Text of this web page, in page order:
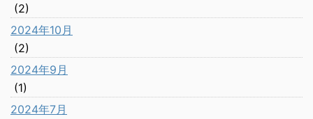
(2)
2024年10月
(2)
2024年9月
(1)
2024年7月